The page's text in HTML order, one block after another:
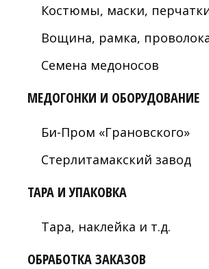
Костюмы, маски,
Вощина, рамка,
Семена медоносов
МЕДОГОНКИ И ОБОРУДОВАНИЕ
Би-Пром «Грановского»
Стерлитамакский завод
ТАРА И УПАКОВКА
Тара, наклейка и т.д.
ОБРАБОТКА ЗАКАЗОВ